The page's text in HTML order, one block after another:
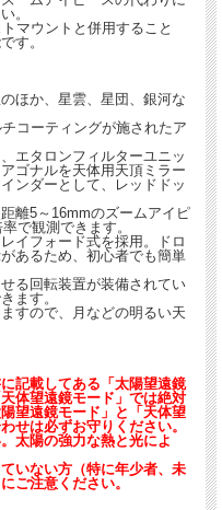
。
マウントと併用すること
す。
ほか、星雲、星団、銀河な
コーティングが施されたア
エタロンフィルターユニッ
ゴナルを天体用天頂ミラー
ンダーとして、レッドドッ
離5～16mmのズームアイピ
で観測できます。
イフォード式を採用。ドロ
あるため、初心者でも簡単
る回転装置が装備されてい
ます。
すので、月などの明るい天
記載してある「太陽望遠鏡
体望遠鏡モード」では絶対
望遠鏡モード」と「天体望
せは必ずお守りください。
太陽の強力な熱と光によ
いない方（特に年少者、未
ご注意ください。